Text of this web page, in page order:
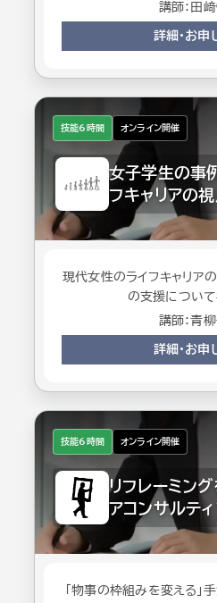
講師：田
詳細・お申
技能6時間 オンライン開催
女子学生の事
フキャリアの
現代女性のライフキャリア
の支援について
講師：青
詳細・お申
技能6時間 オンライン開催
リフレーミン
アコンサルテ
「物事の枠組みを変える」